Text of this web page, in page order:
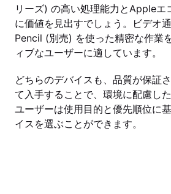
リーズ) の高い処理能力とAppleエ
に価値を見出すでしょう。ビデオ
Pencil (別売) を使った精密な作業
ィブなユーザーに適しています。
どちらのデバイスも、品質が保証
て入手することで、環境に配慮し
ユーザーは使用目的と優先順位に
イスを選ぶことができます。